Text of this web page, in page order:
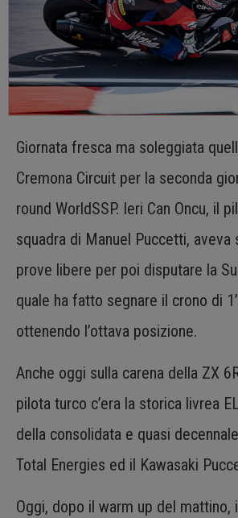
Giornata fresca ma soleggiata
Cremona Circuit per la seconda
round WorldSSP. Ieri Can Oncu, il
squadra di Manuel Puccetti, aveva
prove libere per poi disputare la
quale ha fatto segnare il crono di
ottenendo l’ottava posizione.
Anche oggi sulla carena della ZX
pilota turco c’era la storica livrea
della consolidata e quasi
Total Energies ed il Kawasaki
Oggi, dopo il warm up del mattino,